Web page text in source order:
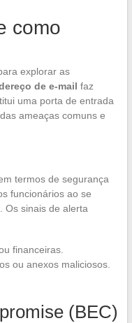
como
explorar as
de e-mail faz
uma porta de entrada
ameaças comuns e
termos de segurança
funcionários ao se
Os sinais de alerta
financeiras.
ou anexos maliciosos.
(BEC)